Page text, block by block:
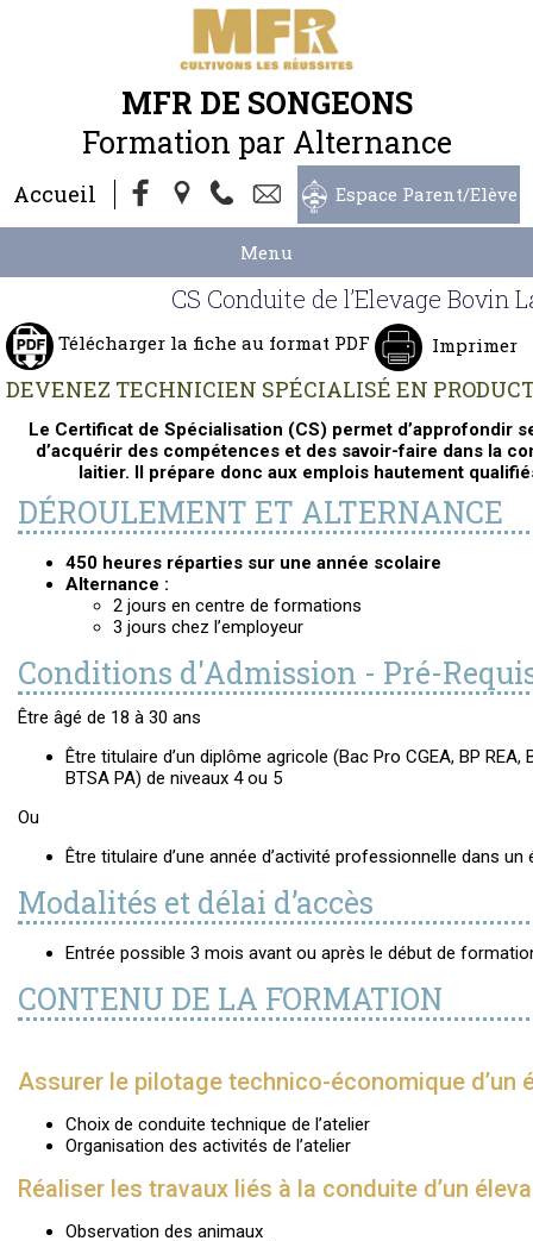
MFR DE SONGEONS
Formation par Alternance
Accueil Espace Parent/Elève
Menu
CS Conduite de l’Elevage Bovin
Télécharger la fiche au format PDF Imprimer
DEVENEZ TECHNICIEN SPÉCIALISÉ EN
Le Certificat de Spécialisation (CS) permet d’approfondir
d’acquérir des compétences et des savoir-faire dans la
laitier. Il prépare donc aux emplois hautement
DÉROULEMENT ET ALTERNANCE
450 heures réparties sur une année scolaire
Alternance :
2 jours en centre de formations
3 jours chez l’employeur
Conditions d'Admission - Pré-
Être âgé de 18 à 30 ans
Être titulaire d’un diplôme agricole (Bac Pro CGEA, BP REA,
BTSA PA) de niveaux 4 ou 5
Ou
Être titulaire d’une année d’activité professionnelle dans un
Modalités et délai d’accès
Entrée possible 3 mois avant ou après le début de
CONTENU DE LA FORMATION
Assurer le pilotage technico-économique d’un
Choix de conduite technique de l’atelier
Organisation des activités de l’atelier
Réaliser les travaux liés à la conduite d’un
Observation des animaux